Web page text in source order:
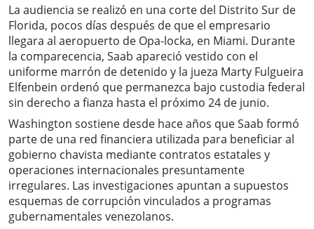
La audiencia se realizó en una corte del Distrito Sur de
Florida, pocos días después de que el empresario
llegara al aeropuerto de Opa-locka, en Miami. Durante
la comparecencia, Saab apareció vestido con el
uniforme marrón de detenido y la jueza Marty Fulgueira
Elfenbein ordenó que permanezca bajo custodia federal
sin derecho a fianza hasta el próximo 24 de junio.
Washington sostiene desde hace años que Saab formó
parte de una red financiera utilizada para beneficiar al
gobierno chavista mediante contratos estatales y
operaciones internacionales presuntamente
irregulares. Las investigaciones apuntan a supuestos
esquemas de corrupción vinculados a programas
gubernamentales venezolanos.